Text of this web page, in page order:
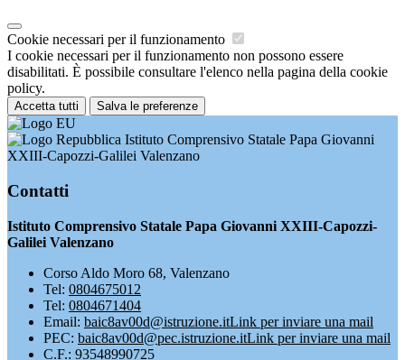
Cookie necessari per il funzionamento
I cookie necessari per il funzionamento non possono essere
disabilitati. È possibile consultare l'elenco nella pagina della cookie
policy.
Accetta tutti Salva le preferenze
Istituto Comprensivo Statale Papa Giovanni
XXIII-Capozzi-Galilei Valenzano
Contatti
Istituto Comprensivo Statale Papa Giovanni XXIII-Capozzi-
Galilei Valenzano
Corso Aldo Moro 68, Valenzano
Tel: 0804675012
Tel: 0804671404
Email: baic8av00d@istruzione.itLink per inviare una mail
PEC: baic8av00d@pec.istruzione.itLink per inviare una mail
C.F.: 93548990725